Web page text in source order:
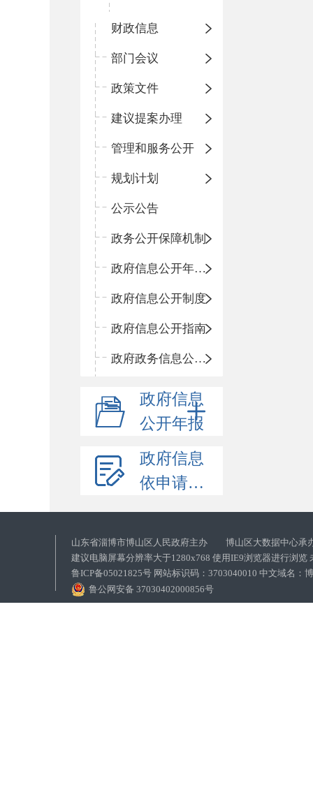
财政信息
部门会议
政策文件
建议提案办理
管理和服务公开
规划计划
公示公告
政务公开保障机制
政府信息公开年度报告
政府信息公开制度
政府信息公开指南
政府政务信息公开目录
政府信息
公开年报
政府信息
依申请公开
山东省淄博市博山区人民政府主办 博山区大数据中心承
建议电脑屏幕分辨率大于1280x768 使用IE9浏览器进行浏览
鲁ICP备05021825号 网站标识码：3703040010 中文域名：
鲁公网安备 37030402000856号